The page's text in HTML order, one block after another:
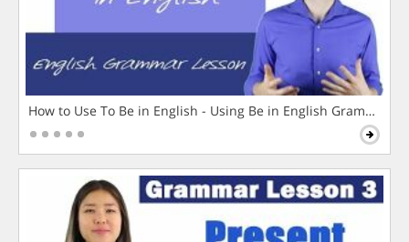
How to Use To Be in English - Using Be in English Grammar